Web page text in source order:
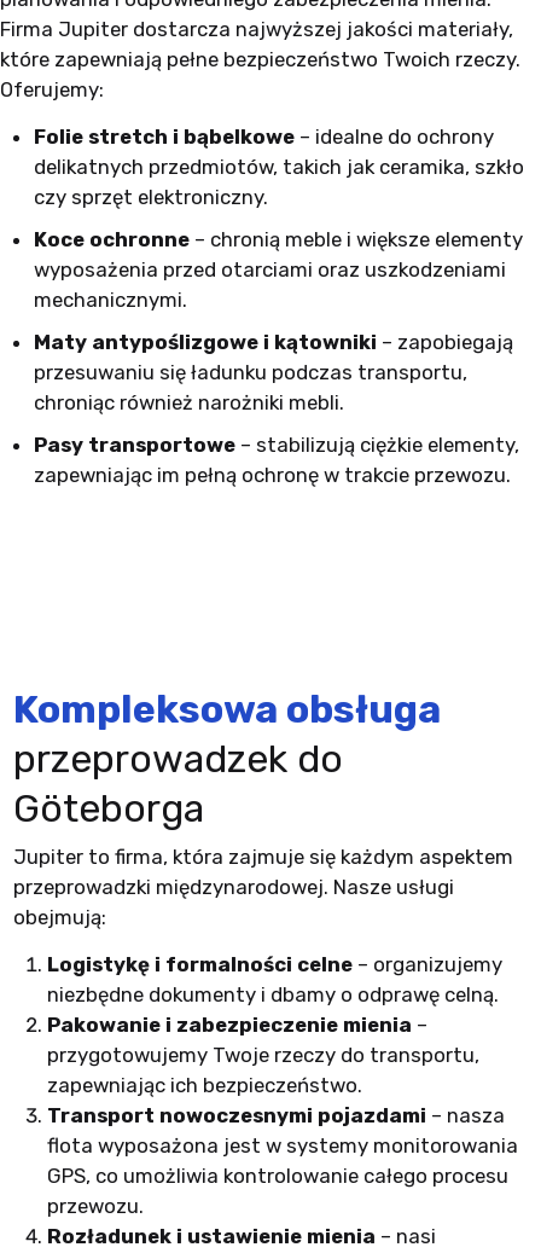
Firma Jupiter dostarcza najwyższej jakości materiały,
które zapewniają pełne bezpieczeństwo Twoich rzeczy.
Oferujemy:
Folie stretch i bąbelkowe – idealne do ochrony
delikatnych przedmiotów, takich jak ceramika, szkło
czy sprzęt elektroniczny.
Koce ochronne – chronią meble i większe elementy
wyposażenia przed otarciami oraz uszkodzeniami
mechanicznymi.
Maty antypoślizgowe i kątowniki – zapobiegają
przesuwaniu się ładunku podczas transportu,
chroniąc również narożniki mebli.
Pasy transportowe – stabilizują ciężkie elementy,
zapewniając im pełną ochronę w trakcie przewozu.
Kompleksowa obsługa
przeprowadzek do
Göteborga
Jupiter to firma, która zajmuje się każdym aspektem
przeprowadzki międzynarodowej. Nasze usługi
obejmują:
Logistykę i formalności celne– organizujemy
niezbędne dokumenty i dbamy o odprawę celną.
Pakowanie i zabezpieczenie mienia –
przygotowujemy Twoje rzeczy do transportu,
zapewniając ich bezpieczeństwo.
Transport nowoczesnymi pojazdami – nasza
flota wyposażona jest w systemy monitorowania
GPS, co umożliwia kontrolowanie całego procesu
przewozu.
Rozładunek i ustawienie mienia – nasi